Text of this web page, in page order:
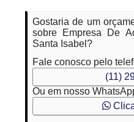
Gostaria de um
sobre Empresa De
Santa Isabel?
Fale conosco pelo
(11)
Ou em nosso